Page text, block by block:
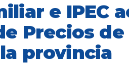
e IPEC
Precios de
provincia